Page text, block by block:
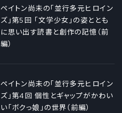
ペイトン尚未の「並行多元ヒロイン
ズ」第5回 「文学少女」の姿ととも
に思い出す読書と創作の記憶（前
編）
ペイトン尚未の「並行多元ヒロイン
ズ」第4回 個性とギャップがかわい
い「ボクっ娘」の世界（前編）